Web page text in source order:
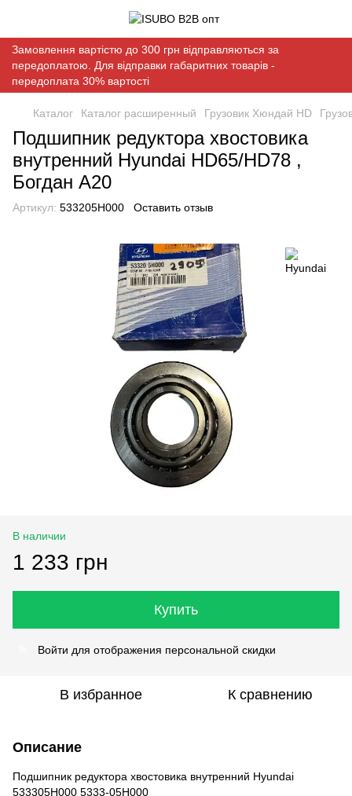
Замовлення вартістю до 300 грн відправляються за
передоплатою. Для відправки габаритних товарів -
передоплата 30% вартості
Каталог Каталог расширенный Грузовик Хюндай HD
Подшипник редуктора хвостовика
внутренний Hyundai HD65/HD78 ,
Богдан А20
Артикул: 533205H000 Оставить отзыв
В наличии
1 233 грн
Купить
Войти для отображения персональной скидки
В избранное К сравнению
Описание
Подшипник редуктора хвостовика внутренний Hyundai
533305H000 5333-05H000